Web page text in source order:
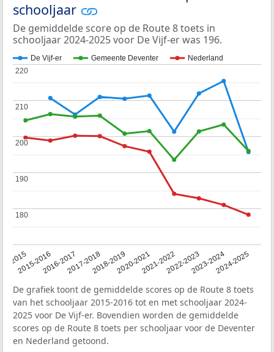
schooljaar
De gemiddelde score op de Route 8 toets in
schooljaar 2024-2025 voor De Vijf-er was 196.
De Vijf-er Gemeente Deventer Nederland
2015
2015-20162016-20172017-20182018-20192020-20212021-20222022-20232023-20242024-2025
180
180
190
190
200
200
210
210
220
220
De grafiek toont de gemiddelde scores op de Route 8 toets
van het schooljaar 2015-2016 tot en met schooljaar 2024-
2025 voor De Vijf-er. Bovendien worden de gemiddelde
scores op de Route 8 toets per schooljaar voor de Deventer
en Nederland getoond.